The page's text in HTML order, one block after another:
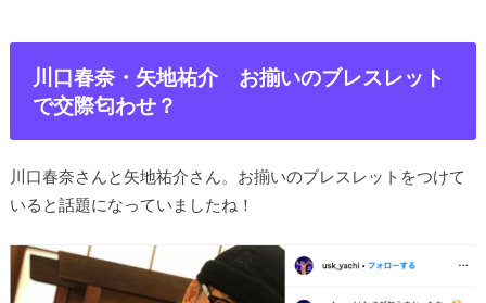
川口春奈・矢地祐介 お揃いのブレスレット
で交際匂わせ？
川口春奈さんと矢地祐介さん。お揃いのブレスレットをつけて
いると話題になっていましたね！